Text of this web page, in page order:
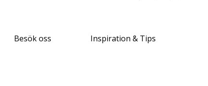
Besök oss Inspiration & Tips